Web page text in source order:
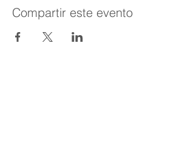
Compartir este evento